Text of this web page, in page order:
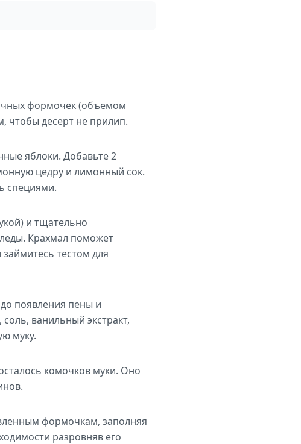
формочек (объемом
чтобы десерт не прилип.
яблоки. Добавьте 2
цедру и лимонный сок.
специями.
и тщательно
Крахмал поможет
займитесь тестом для
появления пены и
ванильный экстракт,
муку.
комочков муки. Оно
формочкам, заполняя
разровняв его